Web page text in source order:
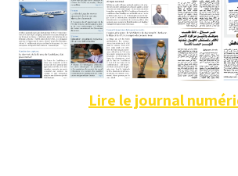
Lire le journal